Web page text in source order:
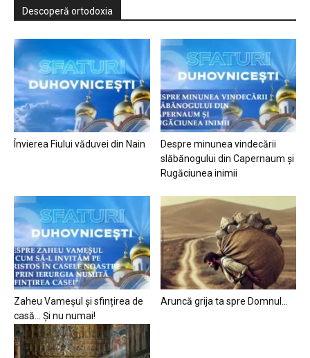
Descoperă ortodoxia
Învierea Fiului văduvei din Nain
Despre minunea vindecării
slăbănogului din Capernaum și
Rugăciunea inimii
Zaheu Vameșul și sfințirea de
casă… Și nu numai!
Aruncă grija ta spre Domnul…